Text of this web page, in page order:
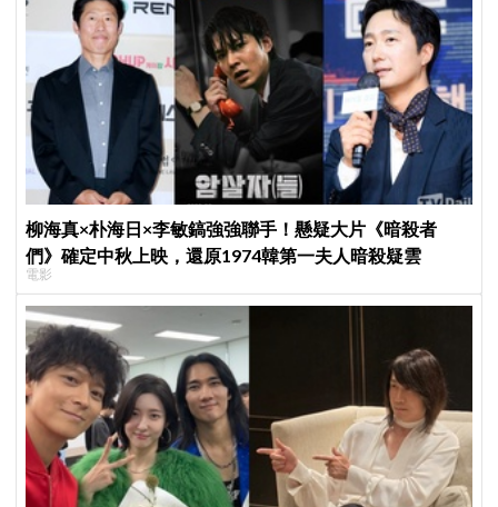
柳海真×朴海日×李敏鎬強強聯手！懸疑大片《暗殺者
們》確定中秋上映，還原1974韓第一夫人暗殺疑雲
電影